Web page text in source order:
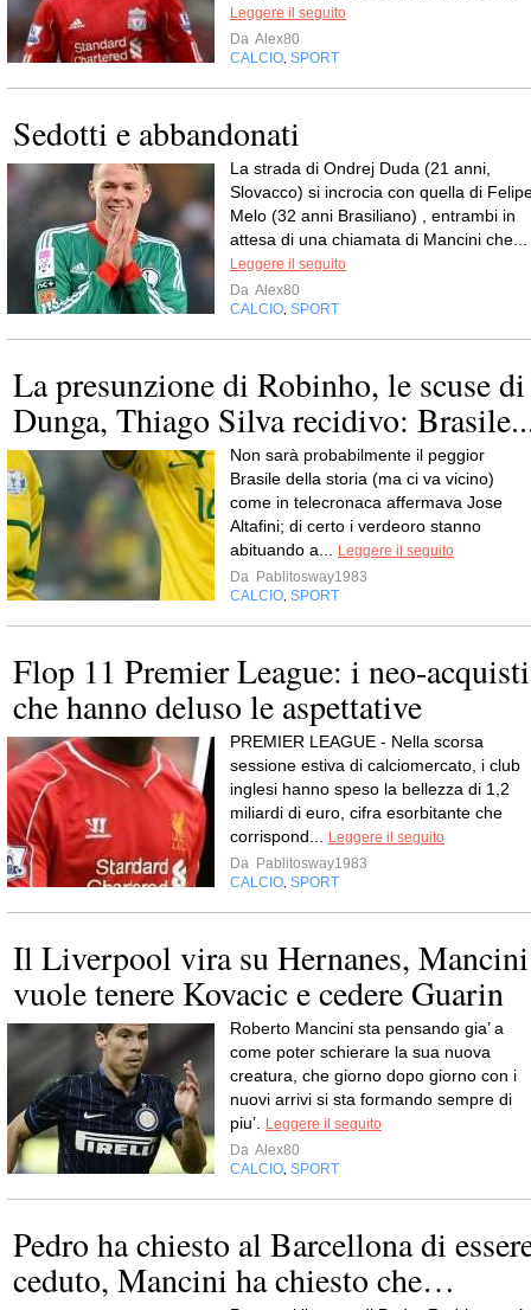
Leggere il seguito
Da Alex80
CALCIO SPORT
Sedotti e abbandonati
La strada di Ondrej Duda (21 anni,
Slovacco) si incrocia con quella di
Melo (32 anni Brasiliano) , entrambi in
attesa di una chiamata di Mancini che...
Leggere il seguito
Da Alex80
CALCIO SPORT
La presunzione di Robinho, le scuse di
Dunga, Thiago Silva recidivo:
Non sarà probabilmente il peggior
Brasile della storia (ma ci va vicino)
come in telecronaca affermava Jose
Altafini; di certo i verdeoro stanno
abituando a...
Leggere il seguito
Da Pablitosway1983
CALCIO SPORT
Flop 11 Premier League: i neo-acquisti
che hanno deluso le aspettative
PREMIER LEAGUE - Nella scorsa
sessione estiva di calciomercato, i club
inglesi hanno speso la bellezza di 1,2
miliardi di euro, cifra esorbitante che
corrispond...
Leggere il seguito
Da Pablitosway1983
CALCIO SPORT
Il Liverpool vira su Hernanes, Mancini
vuole tenere Kovacic e cedere Guarin
Roberto Mancini sta pensando gia’ a
come poter schierare la sua nuova
creatura, che giorno dopo giorno con i
nuovi arrivi si sta formando sempre di
piu’.
Leggere il seguito
Da Alex80
CALCIO SPORT
Pedro ha chiesto al Barcellona di
ceduto, Mancini ha chiesto che…